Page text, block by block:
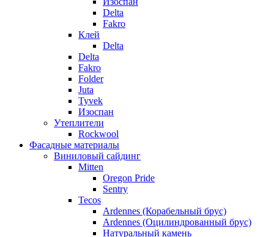
Delta
Fakro
Клей
Delta
Delta
Fakro
Folder
Juta
Tyvek
Изоспан
Утеплители
Rockwool
Фасадные материалы
Виниловый сайдинг
Mitten
Oregon Pride
Sentry
Tecos
Ardennes (Корабельный брус)
Ardennes (Оцилиндрованный брус)
Натуральный камень